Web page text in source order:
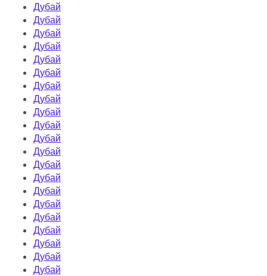
Дубай
Дубай
Дубай
Дубай
Дубай
Дубай
Дубай
Дубай
Дубай
Дубай
Дубай
Дубай
Дубай
Дубай
Дубай
Дубай
Дубай
Дубай
Дубай
Дубай
Дубай